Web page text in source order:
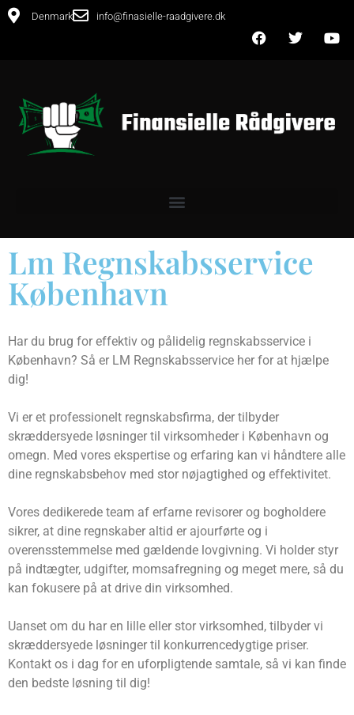
Denmark info@finasielle-raadgivere.dk
Lm Regnskabsservice
København
Har du brug for effektiv og pålidelig regnskabsservice i
København? Så er LM Regnskabsservice her for at hjælpe
dig!
Vi er et professionelt regnskabsfirma, der tilbyder
skræddersyede løsninger til virksomheder i København og
omegn. Med vores ekspertise og erfaring kan vi håndtere alle
dine regnskabsbehov med stor nøjagtighed og effektivitet.
Vores dedikerede team af erfarne revisorer og bogholdere
sikrer, at dine regnskaber altid er ajourførte og i
overensstemmelse med gældende lovgivning. Vi holder styr
på indtægter, udgifter, momsafregning og meget mere, så du
kan fokusere på at drive din virksomhed.
Uanset om du har en lille eller stor virksomhed, tilbyder vi
skræddersyede løsninger til konkurrencedygtige priser.
Kontakt os i dag for en uforpligtende samtale, så vi kan finde
den bedste løsning til dig!